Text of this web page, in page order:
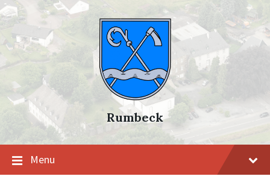
Skip
to
Skip
to
navigation
Skip
to
Rumbeck
Menu